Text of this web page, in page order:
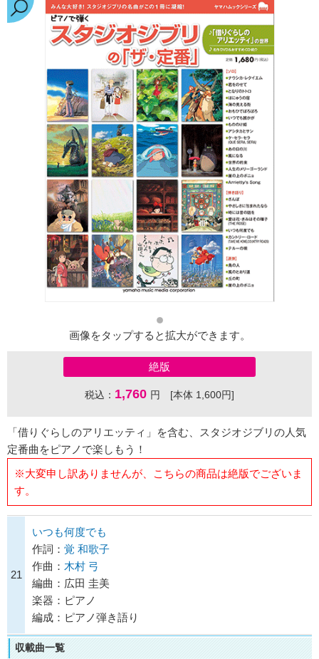
画像をタップすると拡大ができます。
絶版
税込： 1,760 円 [本体 1,600円]
「借りぐらしのアリエッティ」を含む、スタジオジブリの人気
定番曲をピアノで楽しもう！
※大変申し訳ありませんが、こちらの商品は絶版でございま
す。
21
いつも何度でも
作詞： 覚 和歌子
作曲： 木村 弓
編曲：広田 圭美
楽器：ピアノ
編成：ピアノ弾き語り
収載曲一覧